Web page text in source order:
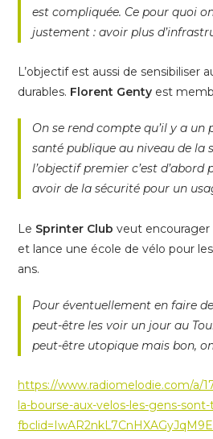
est compliquée. Ce pour quoi
justement : avoir plus
L’objectif est aussi de sensibiliser
durables. Florent Genty est
On se rend compte qu’il y a un
santé publique au niveau de la
l’objectif premier c’est
avoir de la sécurité pour un
Le Sprinter Club veut
et lance une école de vélo pour
ans.
Pour éventuellement en faire
peut-être les voir un jour au
peut-être utopique mais bon,
https://www.radiomelodie.com/a/
la-bourse-aux-velos-les-gens-